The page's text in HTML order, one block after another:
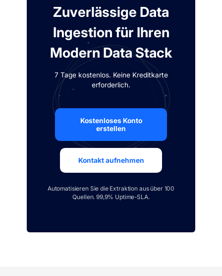
Zuverlässige Data
Ingestion für Ihren
Modern Data Stack
7 Tage kostenlos. Keine Kreditkarte
erforderlich.
Kostenloses Konto
erstellen
Kontakt aufnehmen
Automatisieren Sie die Extraktion aus über 100
Quellen. 99,9% Uptime-SLA.